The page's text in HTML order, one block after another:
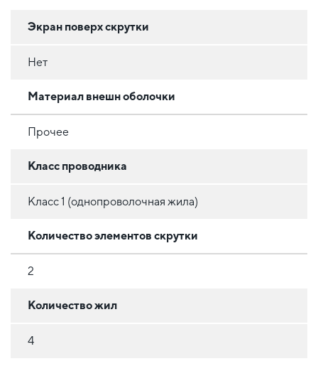
Экран поверх скрутки
Нет
Материал внешн оболочки
Прочее
Класс проводника
Класс 1 (однопроволочная жила)
Количество элементов скрутки
2
Количество жил
4